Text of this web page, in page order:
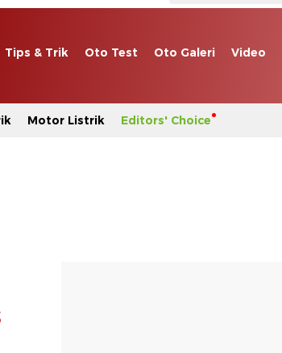
Tips & Trik Oto Test Oto Galeri Video
Motor Listrik Editors' Choice